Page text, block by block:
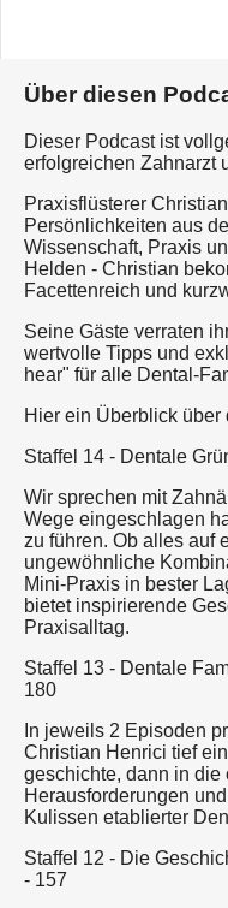
Über diesen
Dieser Podcast ist
erfolgreichen Zahnarzt
Praxisflüsterer
Persönlichkeiten aus
Wissenschaft, Praxis
Helden - Christian
Facettenreich und
Seine Gäste verraten
wertvolle Tipps und
hear" für alle Dental-
Hier ein Überblick
Staffel 14 - Dentale
Wir sprechen mit
Wege eingeschlagen
zu führen. Ob alles auf
ungewöhnliche
Mini-Praxis in bester
bietet inspirierende
Praxisalltag.
Staffel 13 - Dentale
180
In jeweils 2 Episoden
Christian Henrici tief
geschichte, dann in die
Herausforderungen
Kulissen etablierter
Staffel 12 - Die
- 157